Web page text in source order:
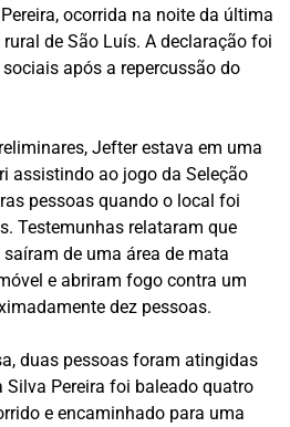
ocorrida na noite da última
de São Luís. A declaração foi
após a repercussão do
Jefter estava em uma
assistindo ao jogo da Seleção
pessoas quando o local foi
Testemunhas relataram que
de uma área de mata
e abriram fogo contra um
dez pessoas.
duas pessoas foram atingidas
Silva Pereira foi baleado quatro
e encaminhado para uma